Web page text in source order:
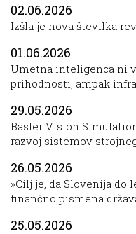
02.06.2026
Izšla je nova številka
01.06.2026
Umetna inteligenca ni
prihodnosti, ampak
29.05.2026
Basler Vision
razvoj sistemov
26.05.2026
»Cilj je, da Slovenija do
finančno pismena
25.05.2026